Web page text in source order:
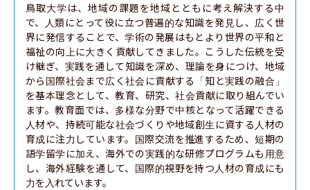
鳥取大学は、地域の課題を地域とともに考え解決する中
で、人類にとって役に立つ普遍的な知識を発見し、広く世
界に発信することで、学術の発展はもとより世界の平和と
福祉の向上に大きく貢献してきました。こうした伝統を受
け継ぎ、実践を通して知識を深め、理論を身につけ、地域
から国際社会まで広く社会に貢献する「知と実践の融合」
を基本理念として、教育、研究、社会貢献に取り組んでい
ます。教育面では、多様な分野で中核となって活躍できる
人材や、持続可能な社会づくりや地域創生に資する人材の
育成に注力しています。国際交流を推進するため、短期の
語学留学に加え、海外での実践的な研修プログラムも用意
し、海外経験を通して、国際的視野を持つ人材の育成にも
力を入れています。